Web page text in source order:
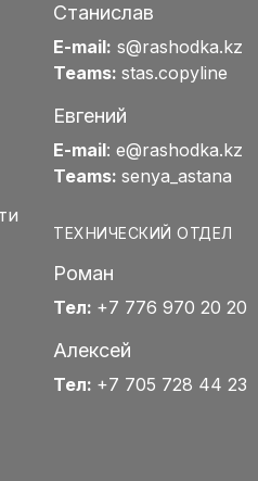
Станислав
E-mail: s@rashodka.kz
Teams: stas.copyline
Евгений
E-mail: e@rashodka.kz
Teams: senya_astana
ТЕХНИЧЕСКИЙ ОТДЕЛ
Роман
Тел: +7 776 970 20 20
Алексей
Тел: +7 705 728 44 23